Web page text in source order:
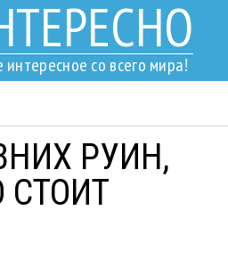
интересное со всего мира!
РУИН,
СТОИТ